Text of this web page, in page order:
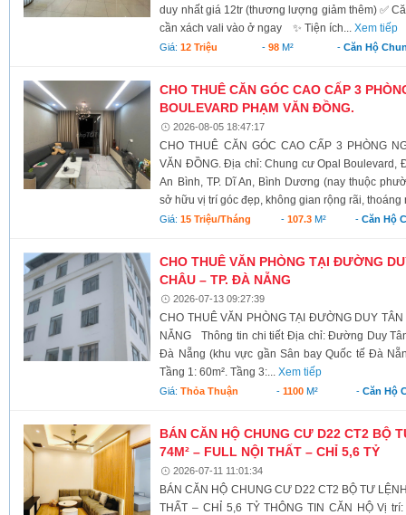
duy nhất giá 12tr (thương lượng giảm thêm) ✅
cần xách vali vào ở ngay ✨ Tiện ích...Xem tiếp
Giá:12 Triệu - 98M² - Căn Hộ
CHO THUÊ CĂN GÓC CAO CẤP 3
BOULEVARD PHẠM VĂN ĐỒNG.
2026-08-05 18:47:17
CHO THUÊ CĂN GÓC CAO CẤP 3 PHÒNG
VĂN ĐỒNG. Địa chỉ: Chung cư Opal
An Bình, TP. Dĩ An, Bình Dương (nay thuộc
sở hữu vị trí góc đẹp, không gian rộng rãi, thoáng
Giá:15 Triệu/tháng - 107.3M² -Căn Hộ
CHO THUÊ VĂN PHÒNG TẠI ĐƯỜNG
CHÂU – TP. ĐÀ NẴNG
2026-07-13 09:27:39
CHO THUÊ VĂN PHÒNG TẠI ĐƯỜNG DUY
NẴNG Thông tin chi tiết Địa chỉ: Đường Duy
Đà Nẵng (khu vực gần Sân bay Quốc tế Đà
Tầng 1: 60m². Tầng 3:...Xem tiếp
Giá:Thỏa Thuận -1100 M² - Căn Hộ
BÁN CĂN HỘ CHUNG CƯ D22 CT2 BỘ
74M² – FULL NỘI THẤT – CHỈ 5,6 TỶ
2026-07-11 11:01:34
BÁN CĂN HỘ CHUNG CƯ D22 CT2 BỘ TƯ
THẤT – CHỈ 5,6 TỶ THÔNG TIN CĂN HỘ Vị